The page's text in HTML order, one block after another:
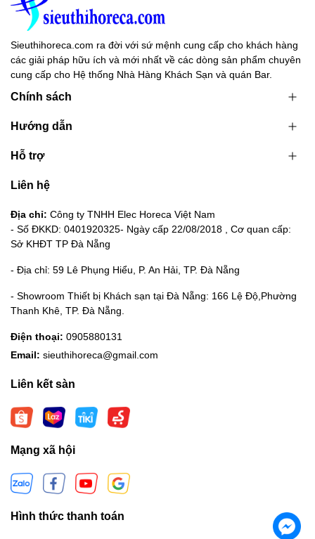
Sieuthihoreca.com ra đời với sứ mệnh cung cấp cho khách hàng
các giải pháp hữu ích và mới nhất về các dòng sản phẩm chuyên
cung cấp cho Hệ thống Nhà Hàng Khách Sạn và quán Bar.
Chính sách
Hướng dẫn
Hỗ trợ
Liên hệ
Địa chỉ: Công ty TNHH Elec Horeca Việt Nam
- Số ĐKKD: 0401920325- Ngày cấp 22/08/2018 , Cơ quan cấp:
Sở KHĐT TP Đà Nẵng
- Địa chỉ: 59 Lê Phụng Hiểu, P. An Hải, TP. Đà Nẵng
- Showroom Thiết bị Khách sạn tại Đà Nẵng: 166 Lệ Độ,Phường
Thanh Khê, TP. Đà Nẵng.
Điện thoại: 0905880131
Email: sieuthihoreca@gmail.com
Liên kết sàn
Mạng xã hội
Hình thức thanh toán